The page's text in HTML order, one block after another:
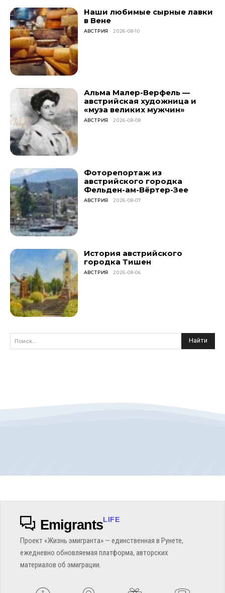
Наши любимые сырные лавки
в Вене
АВСТРИЯ 2026-08-10
Альма Малер-Верфель —
австрийская художница и
«муза великих мужчин»
АВСТРИЯ 2026-08-08
Фоторепортаж из
австрийского городка
Фельден-ам-Вёртер-Зее
АВСТРИЯ 2026-08-07
История австрийского
городка Тишен
АВСТРИЯ 2026-08-06
Поиск... Найти
EmigrantsLIFE
Проект «Жизнь эмигранта» — единственная в Рунете,
ежедневно обновляемая платформа, авторских
материалов об эмиграции.